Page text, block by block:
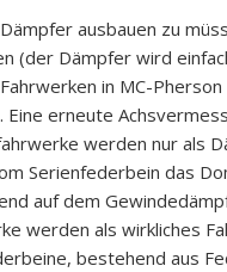
ausbauen zu
(der Dämpfer wird
in MC-
erneute
werden nur als
Serienfederbein das
auf dem
werden als wirkliches
bestehend aus